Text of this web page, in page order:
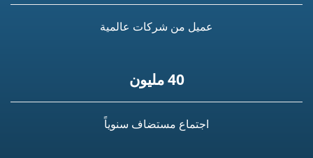
عميل من شركات عالمية
40 مليون
اجتماع مستضاف سنوياً